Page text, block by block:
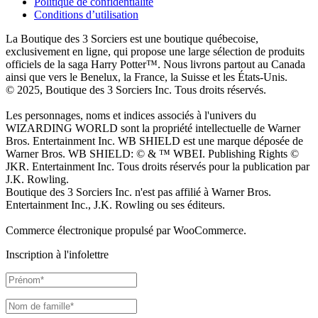
Conditions d’utilisation
La Boutique des 3 Sorciers est une boutique québecoise,
exclusivement en ligne, qui propose une large sélection de produits
officiels de la saga Harry Potter™. Nous livrons partout au Canada
ainsi que vers le Benelux, la France, la Suisse et les États-Unis.
© 2025, Boutique des 3 Sorciers Inc. Tous droits réservés.
Les personnages, noms et indices associés à l'univers du
WIZARDING WORLD sont la propriété intellectuelle de Warner
Bros. Entertainment Inc. WB SHIELD est une marque déposée de
Warner Bros. WB SHIELD: © & ™ WBEI. Publishing Rights ©
JKR. Entertainment Inc. Tous droits réservés pour la publication par
J.K. Rowling.
Boutique des 3 Sorciers Inc. n'est pas affilié à Warner Bros.
Entertainment Inc., J.K. Rowling ou ses éditeurs.
Commerce électronique propulsé par WooCommerce.
Inscription à l'infolettre